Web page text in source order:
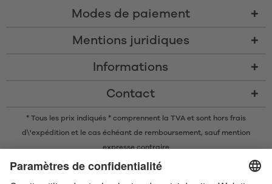
Modes de paiement
Mentions juridiques
Informations
Contact
* Tous les prix indiqués * comprennent la TVA et sont hors frais
d\'expédition et le cas échéant de remboursement, sauf mention
expresse contraire
* La marque nominative et les logos Bluetooth® sont des marques